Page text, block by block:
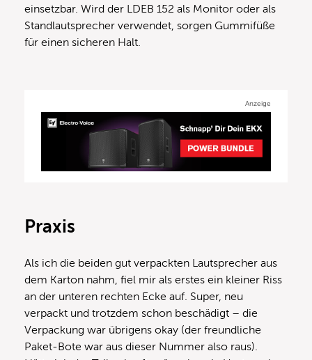
einsetzbar. Wird der LDEB 152 als Monitor oder als
Standlautsprecher verwendet, sorgen Gummifüße
für einen sicheren Halt.
Anzeige
Praxis
Als ich die beiden gut verpackten Lautsprecher aus
dem Karton nahm, fiel mir als erstes ein kleiner Riss
an der unteren rechten Ecke auf. Super, neu
verpackt und trotzdem schon beschädigt – die
Verpackung war übrigens okay (der freundliche
Paket-Bote war aus dieser Nummer also raus).